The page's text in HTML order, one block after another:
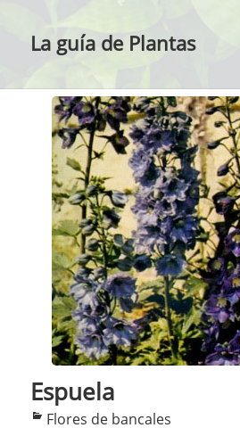
La guía de Plantas
Espuela
Categorías
Flores de bancales